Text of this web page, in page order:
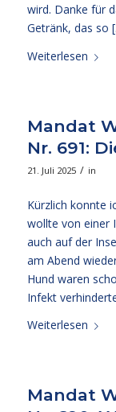
wird. Danke für
Getränk, das so
Weiterlesen
Mandat
Nr. 691:
21. Juli 2025 / in
Kürzlich konnte
wollte von einer
auch auf der
am Abend
Hund waren
Infekt
Weiterlesen
Mandat